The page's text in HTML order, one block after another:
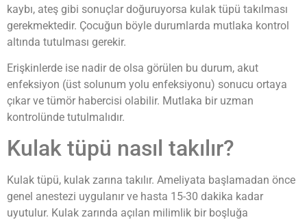
kaybı, ateş gibi sonuçlar doğuruyorsa kulak tüpü takılması
gerekmektedir. Çocuğun böyle durumlarda mutlaka kontrol
altında tutulması gerekir.
Erişkinlerde ise nadir de olsa görülen bu durum, akut
enfeksiyon (üst solunum yolu enfeksiyonu) sonucu ortaya
çıkar ve tümör habercisi olabilir. Mutlaka bir uzman
kontrolünde tutulmalıdır.
Kulak tüpü nasıl takılır?
Kulak tüpü, kulak zarına takılır. Ameliyata başlamadan önce
genel anestezi uygulanır ve hasta 15-30 dakika kadar
uyutulur. Kulak zarında açılan milimlik bir boşluğa